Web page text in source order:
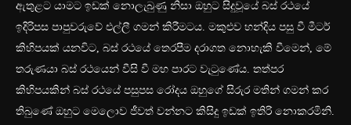
ඇතුළට යාමට ඉඩක් නොලැබුණු නිසා ඔහුට සිදුවූයේ බස් රථයේ
ඉදිරිපස පාපුවරුවේ එල්ලී ගමන් කිරීමටය. මකුළුව හන්දිය පසු වී මීටර්
කිහිපයක් යනවිට, බස් රථයේ තෙරපීම දරාගත නොහැකි වීමෙන්, මේ
තරුණයා බස් රථයෙන් වීසි වී මහ පාරට වැටුණේය. තත්පර
කිහිපයකින් බස් රථයේ පසුපස රෝදය ඔහුගේ සිරුර මතින් ගමන් කර
තිබුණේ ඔහුට මෙලොව ජීවත් වන්නට කිසිදු ඉඩක් ඉතිරි නොකරමිනි.